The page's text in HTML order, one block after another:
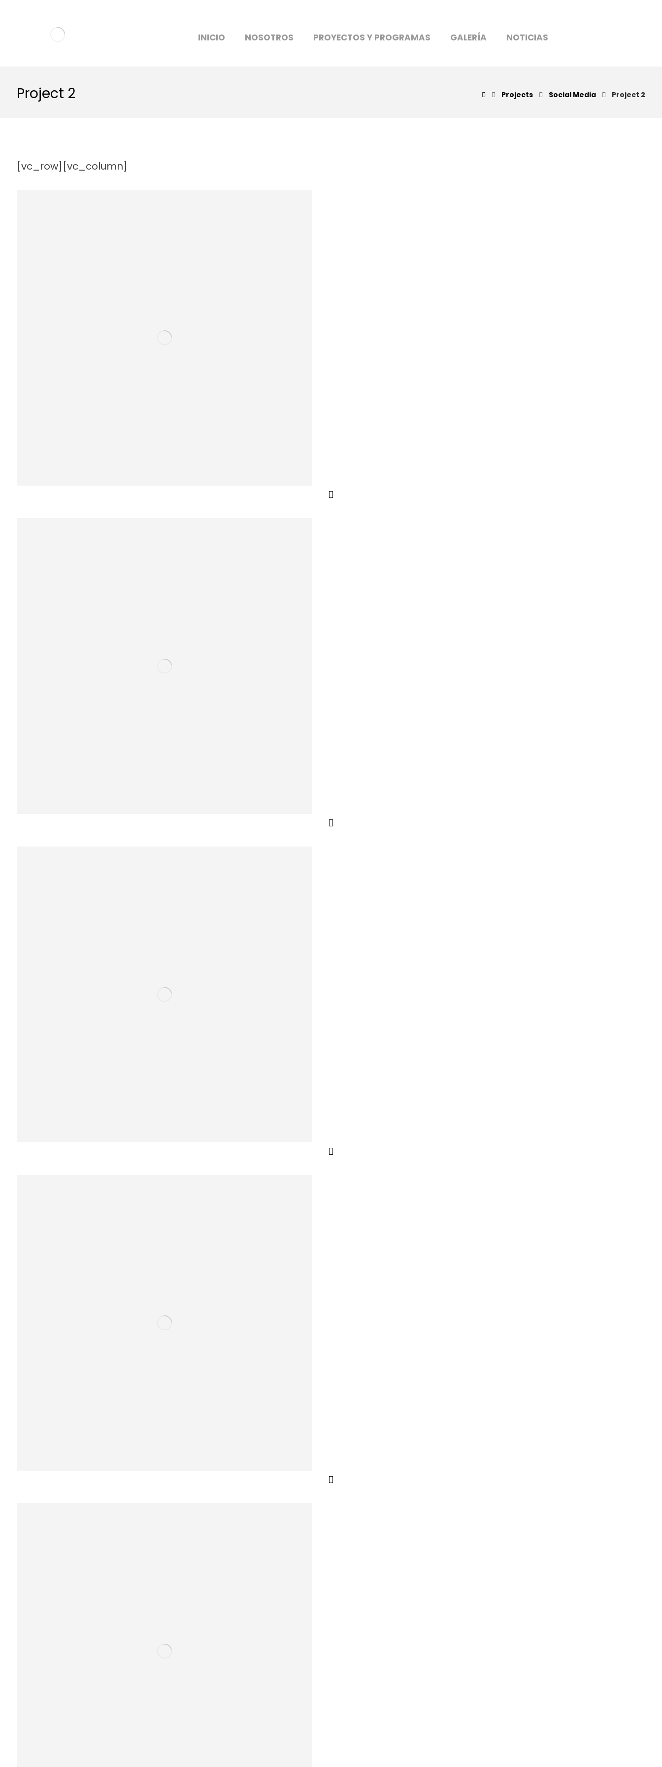
INICIO NOSOTROS PROYECTOS Y PROGRAMAS GALERÍA NOTICIAS
Project 2 Projects Social Media Project 2
[vc_row][vc_column]